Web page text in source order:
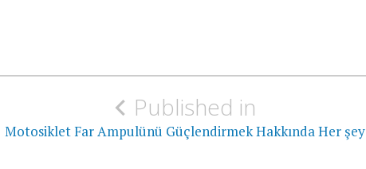
Published in
Motosiklet Far Ampulünü Güçlendirmek Hakkında Her şey